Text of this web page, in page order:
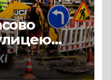
з
ремонт